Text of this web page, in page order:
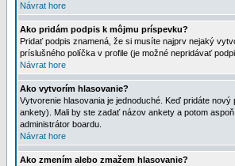
Návrat hore
Ako pridám podpis k môjmu príspevku?
Pridať podpis znamená, že si musíte najprv nejaký
príslušného políčka v profile (je možné nepridávať
Návrat hore
Ako vytvorím hlasovanie?
Vytvorenie hlasovania je jednoduché. Keď pridáte
ankety). Mali by ste zadať názov ankety a potom
administrátor boardu.
Návrat hore
Ako zmením alebo zmažem hlasovanie?